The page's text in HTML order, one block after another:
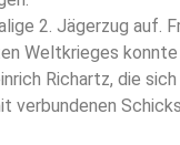
2. Jägerzug auf.
Weltkrieges
Richartz, die
verbundenen